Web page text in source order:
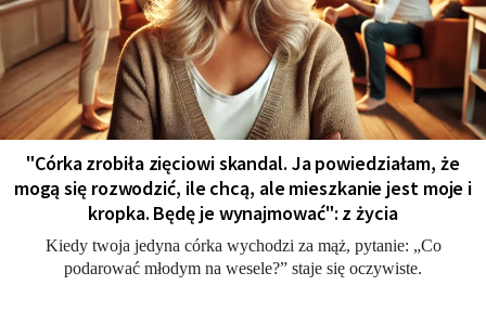
"Córka zrobiła zięciowi skandal. Ja powiedziałam, że
mogą się rozwodzić, ile chcą, ale mieszkanie jest moje i
kropka. Będę je wynajmować": z życia
Kiedy twoja jedyna córka wychodzi za mąż, pytanie: „Co
podarować młodym na wesele?” staje się oczywiste.